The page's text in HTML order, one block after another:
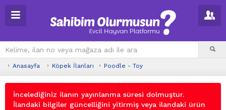
Anasayfa Köpek İlanları Poodle - Toy
İncelediğiniz ilanın yayınlanma süresi dolmuştur.
İlandaki bilgiler güncelliğini yitirmiş veya ilandaki ürün